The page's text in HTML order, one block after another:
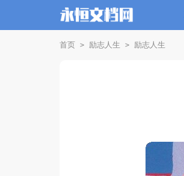
首页 > 励志人生 > 励志人生